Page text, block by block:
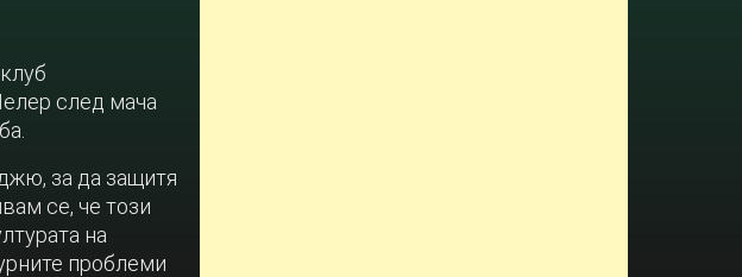
след мача
за да защитя
се, че този
на
проблеми